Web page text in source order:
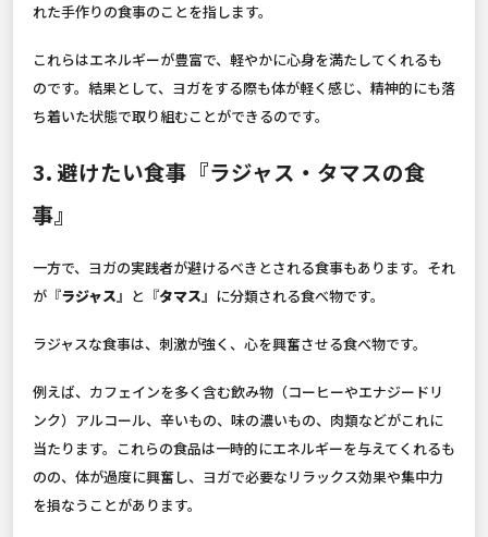
れた手作りの食事のことを指します。
これらはエネルギーが豊富で、軽やかに心身を満たしてくれるも
のです。結果として、ヨガをする際も体が軽く感じ、精神的にも落
ち着いた状態で取り組むことができるのです。
3. 避けたい食事『ラジャス・タマスの食
事』
一方で、ヨガの実践者が避けるべきとされる食事もあります。それ
が『ラジャス 』と『タマス 』に分類される食べ物です。
ラジャスな食事は、刺激が強く、心を興奮させる食べ物です。
例えば、カフェインを多く含む飲み物（コーヒーやエナジードリ
ンク）アルコール、辛いもの、味の濃いもの、肉類などがこれに
当たります。これらの食品は一時的にエネルギーを与えてくれるも
のの、体が過度に興奮し、ヨガで必要なリラックス効果や集中力
を損なうことがあります。